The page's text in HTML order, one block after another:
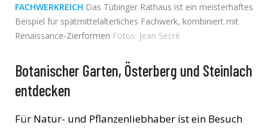
FACHWERKREICH Das Tübinger Rathaus ist ein meisterhaftes
Beispiel für spätmittelalterliches Fachwerk, kombiniert mit
Renaissance-Zierformen Fotos: Jean Secré
Botanischer Garten, Österberg und Steinlach
entdecken
Für Natur- und Pflanzenliebhaber ist ein Besuch